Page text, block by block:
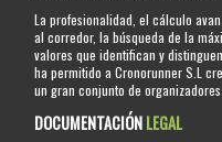
La profesionalidad, el cálculo
al corredor, la búsqueda de la
valores que identifican y
ha permitido a Cronorunner S.L
un gran conjunto de organizadores.
DOCUMENTACIÓNLEGAL